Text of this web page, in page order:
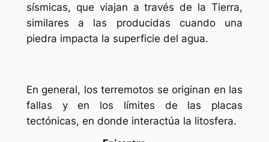
sísmicas, que viajan a través de la Tierra,
similares a las producidas cuando una
piedra impacta la superficie del agua.
En general, los terremotos se originan en las
fallas y en los límites de las placas
tectónicas, en donde interactúa la litosfera.